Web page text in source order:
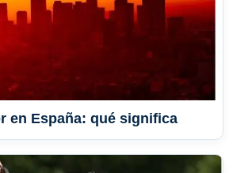
en España: qué significa